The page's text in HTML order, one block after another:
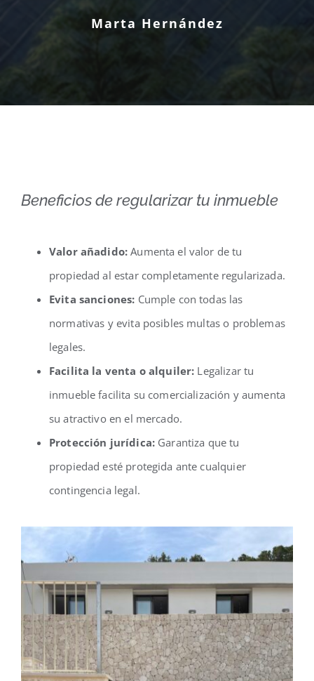
Marta Hernández
Beneficios de regularizar tu inmueble
Valor añadido: Aumenta el valor de tu
propiedad al estar completamente regularizada.
Evita sanciones: Cumple con todas las
normativas y evita posibles multas o problemas
legales.
Facilita la venta o alquiler: Legalizar tu
inmueble facilita su comercialización y aumenta
su atractivo en el mercado.
Protección jurídica:Garantiza que tu
propiedad esté protegida ante cualquier
contingencia legal.